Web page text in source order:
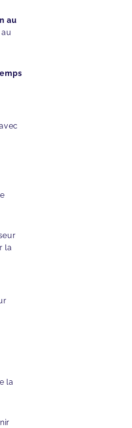
au
la
la